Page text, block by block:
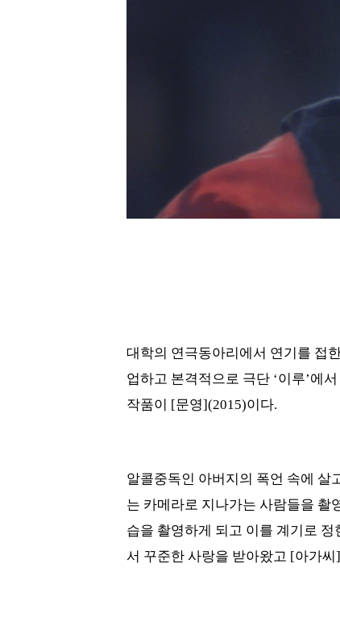
대학의 연극동아리에서 연기를 접
업하고 본격적으로 극단 ‘이루’에
작품이 [문영](2015)이다.
알콜중독인 아버지의 폭언 속에 살
는 카메라로 지나가는 사람들을 촬
습을 촬영하게 되고 이를 계기로
서 꾸준한 사랑을 받아왔고 [아가